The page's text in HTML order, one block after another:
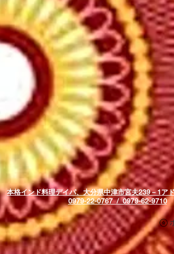
本格インド料理デイパ、大分県中津市宮夫239－1
0979-22-0767 / 0979-62-9710